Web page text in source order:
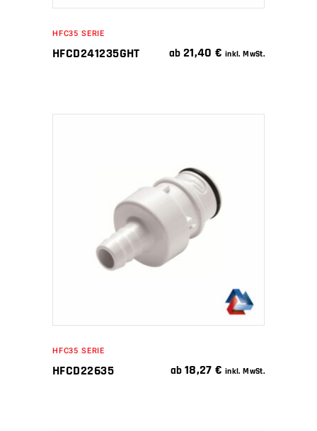
HFC35 SERIE
HFCD241235GHT ab 21,40€ inkl. MwSt.
IN DEN WARENKORB
HFC35 SERIE
HFCD22635 ab 18,27€ inkl. MwSt.